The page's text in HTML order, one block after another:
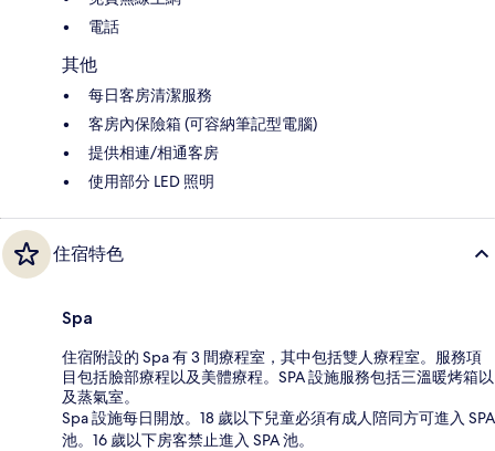
電話
其他
每日客房清潔服務
客房內保險箱 (可容納筆記型電腦)
提供相連/相通客房
使用部分 LED 照明
住宿特色
Spa
住宿附設的 Spa 有 3 間療程室，其中包括雙人療程室。服務項
目包括臉部療程以及美體療程。SPA 設施服務包括三溫暖烤箱以
及蒸氣室。
Spa 設施每日開放。18 歲以下兒童必須有成人陪同方可進入 SPA
池。16 歲以下房客禁止進入 SPA 池。